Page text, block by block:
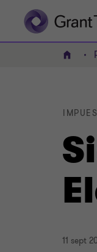
INICIO
11 sept